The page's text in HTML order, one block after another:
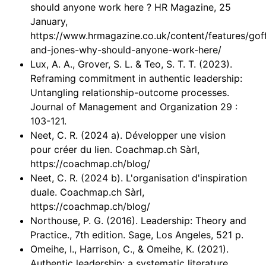
should anyone work here ? HR Magazine, 25
January,
https://www.hrmagazine.co.uk/content/features/
and-jones-why-should-anyone-work-here/
Lux, A. A., Grover, S. L. & Teo, S. T. T. (2023).
Reframing commitment in authentic leadership:
Untangling relationship-outcome processes.
Journal of Management and Organization 29 :
103-121.
Neet, C. R. (2024 a). Développer une vision
pour créer du lien. Coachmap.ch Sàrl,
https://coachmap.ch/blog/
Neet, C. R. (2024 b). L'organisation d'inspiration
duale. Coachmap.ch Sàrl,
https://coachmap.ch/blog/
Northouse, P. G. (2016). Leadership: Theory and
Practice., 7th edition. Sage, Los Angeles, 521 p.
Omeihe, I., Harrison, C., & Omeihe, K. (2021).